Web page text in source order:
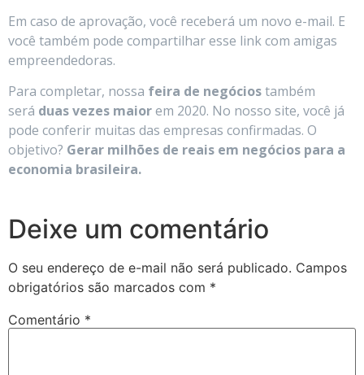
Em caso de aprovação, você receberá um novo e-mail. E
você também pode compartilhar esse link com amigas
empreendedoras.
Para completar, nossa feira de negóciostambém
será duas vezes maiorem 2020. No nosso site, você já
pode conferir muitas das empresas confirmadas. O
objetivo? Gerar milhões de reais em negócios para a
economia brasileira.
Deixe um comentário
O seu endereço de e-mail não será publicado. Campos
obrigatórios são marcados com *
Comentário *